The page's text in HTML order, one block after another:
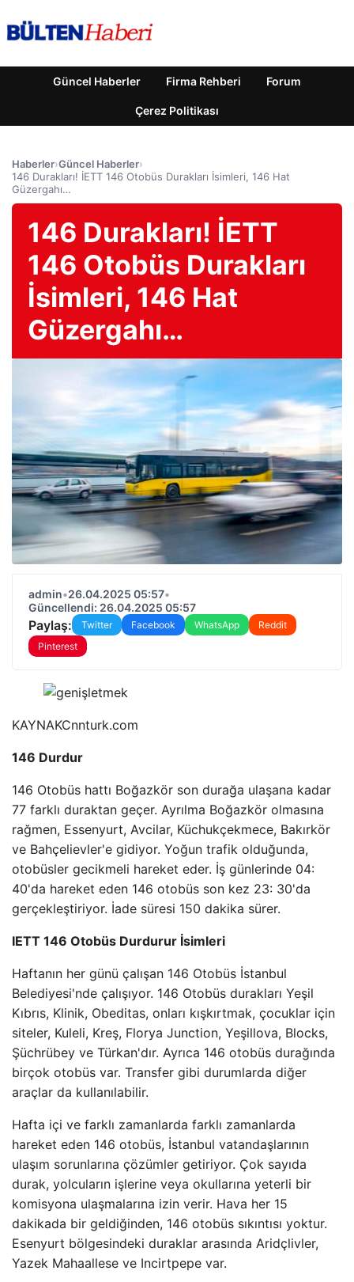
Güncel Haberler Firma Rehberi Forum
Çerez Politikası
Haberler›Güncel Haberler›
146 Durakları! İETT 146 Otobüs Durakları İsimleri, 146 Hat
Güzergahı…
146 Durakları! İETT
146 Otobüs Durakları
İsimleri, 146 Hat
Güzergahı…
admin•26.04.2025 05:57•
Güncellendi: 26.04.2025 05:57
Paylaş: Twitter Facebook WhatsApp
Reddit
Pinterest
KAYNAKCnnturk.com
146 Durdur
146 Otobüs hattı Boğazkör son durağa ulaşana kadar
77 farklı duraktan geçer. Ayrılma Boğazkör olmasına
rağmen, Essenyurt, Avcilar, Küchukçekmece, Bakırkör
ve Bahçelievler'e gidiyor. Yoğun trafik olduğunda,
otobüsler gecikmeli hareket eder. İş günlerinde 04:
40'da hareket eden 146 otobüs son kez 23: 30'da
gerçekleştiriyor. İade süresi 150 dakika sürer.
IETT 146 Otobüs Durdurur İsimleri
Haftanın her günü çalışan 146 Otobüs İstanbul
Belediyesi'nde çalışıyor. 146 Otobüs durakları Yeşil
Kıbrıs, Klinik, Obeditas, onları kışkırtmak, çocuklar için
siteler, Kuleli, Kreş, Florya Junction, Yeşillova, Blocks,
Şüchrübey ve Türkan'dır. Ayrıca 146 otobüs durağında
birçok otobüs var. Transfer gibi durumlarda diğer
araçlar da kullanılabilir.
Hafta içi ve farklı zamanlarda farklı zamanlarda
hareket eden 146 otobüs, İstanbul vatandaşlarının
ulaşım sorunlarına çözümler getiriyor. Çok sayıda
durak, yolcuların işlerine veya okullarına yeterli bir
komisyona ulaşmalarına izin verir. Hava her 15
dakikada bir geldiğinden, 146 otobüs sıkıntısı yoktur.
Esenyurt bölgesindeki duraklar arasında Aridçlivler,
Yazek Mahaallese ve Incirtpepe var.